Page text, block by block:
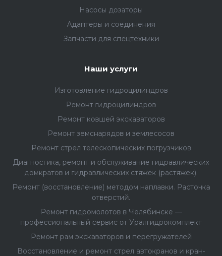
Насосы дозаторы
Адаптеры и соединения
Запчасти для спецтехники
Наши услуги
Изготовление гидроцилиндров
Ремонт гидроцилиндров
Ремонт ковшей экскаваторов
Ремонт земснарядов и землесосов
Ремонт стрел телескопических погрузчиков
Диагностика, ремонт и обслуживание гидравлических
домкратов и гидравлических стяжек (растяжек).
Ремонт (восстановление) методом наплавки. Расточка
отверстий.
Ремонт гидромолотов в Челябинске —
профессиональный сервис от Уралгидрокомплект
Ремонт рам экскаваторов и перегружателей
Восстановление и ремонт стрел автокранов и кран-